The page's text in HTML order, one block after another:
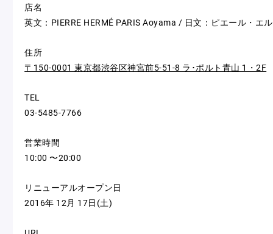
店名
英文：PIERRE HERMÉ PARIS Aoyama / 日文：ピエール・エ
住所
〒150-0001 東京都渋谷区神宮前5-51-8 ラ･ポルト青山 1・2F
TEL
03-5485-7766
営業時間
10:00 〜20:00
リニューアルオープン日
2016年 12月 17日(土)